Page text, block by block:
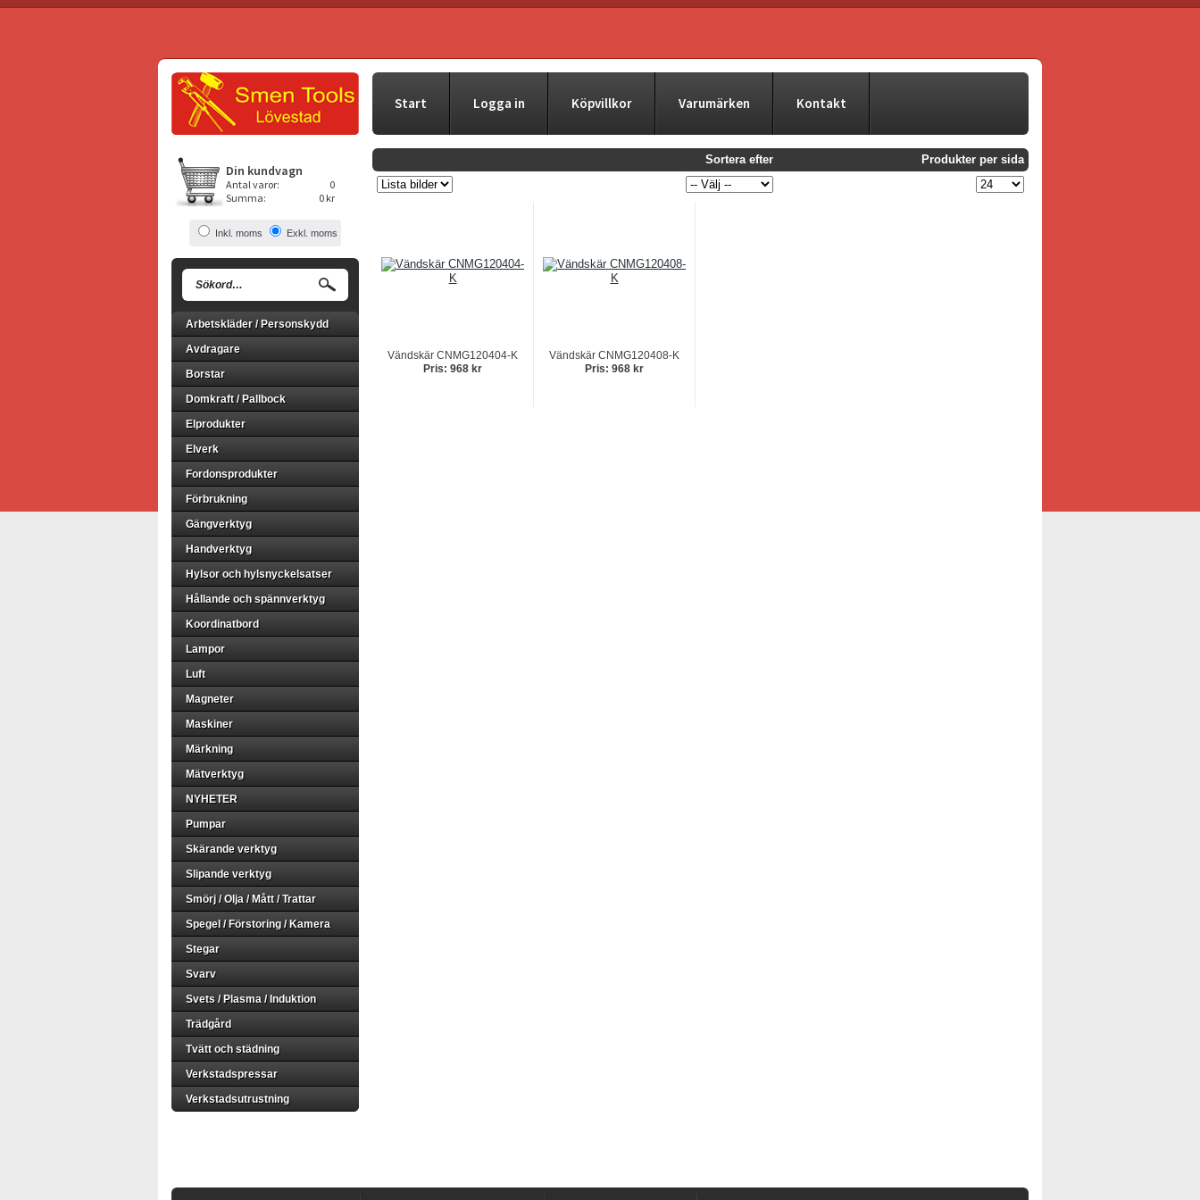
Start Logga in Köpvillkor Varumärken Kontakt
Din kundvagn
Antal varor:
0
Summa:
0 kr
Inkl. moms Exkl. moms
Arbetskläder / Personskydd
Avdragare
Borstar
Domkraft / Pallbock
Elprodukter
Elverk
Fordonsprodukter
Förbrukning
Gängverktyg
Handverktyg
Hylsor och hylsnyckelsatser
Hållande och spännverktyg
Koordinatbord
Lampor
Luft
Magneter
Maskiner
Märkning
Mätverktyg
NYHETER
Pumpar
Skärande verktyg
Slipande verktyg
Smörj / Olja / Mått / Trattar
Spegel / Förstoring / Kamera
Stegar
Svarv
Svets / Plasma / Induktion
Trädgård
Tvätt och städning
Verkstadspressar
Verkstadsutrustning
Sortera efter Produkter per sida
Vändskär CNMG120404-K
Pris: 968 kr
Vändskär CNMG120408-K
Pris: 968 kr